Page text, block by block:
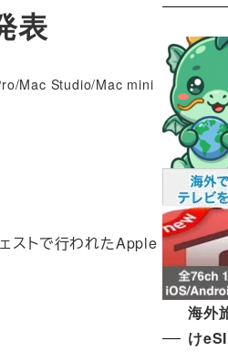
表
Mac Studio/Mac mini
ストで行われたApple
海外
け